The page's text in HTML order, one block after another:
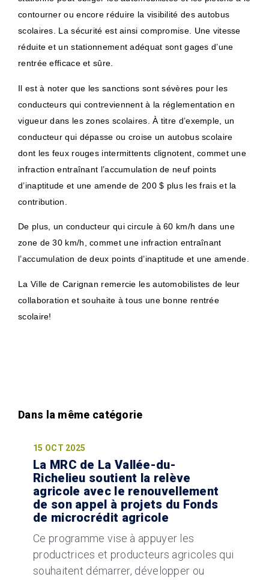
contourner ou encore réduire la visibilité des autobus
scolaires. La sécurité est ainsi compromise. Une vitesse
réduite et un stationnement adéquat sont gages d’une
rentrée efficace et sûre.
Il est à noter que les sanctions sont sévères pour les
conducteurs qui contreviennent à la réglementation en
vigueur dans les zones scolaires. À titre d’exemple, un
conducteur qui dépasse ou croise un autobus scolaire
dont les feux rouges intermittents clignotent, commet une
infraction entraînant l’accumulation de neuf points
d’inaptitude et une amende de 200 $ plus les frais et la
contribution.
De plus, un conducteur qui circule à 60 km/h dans une
zone de 30 km/h, commet une infraction entraînant
l’accumulation de deux points d’inaptitude et une amende.
La Ville de Carignan remercie les automobilistes de leur
collaboration et souhaite à tous une bonne rentrée
scolaire!
15 OCT 2025
La MRC de La Vallée-du-
Richelieu soutient la relève
agricole avec le renouvellement
de son appel à projets du Fonds
de microcrédit agricole
Ce programme vise à appuyer les
productrices et producteurs agricoles qui
souhaitent démarrer, développer ou